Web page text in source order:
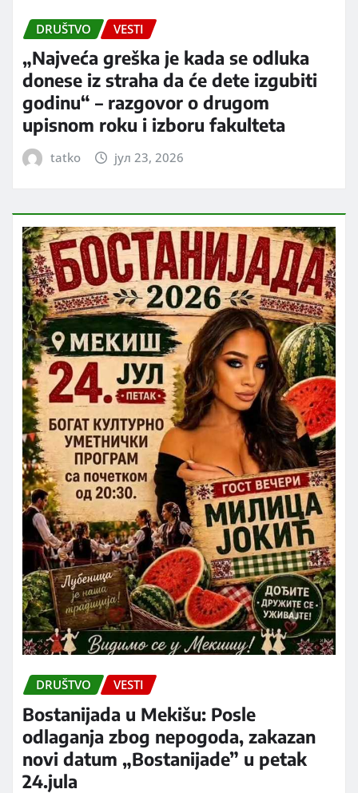
DRUŠTVO VESTI
„Najveća greška je kada se odluka
donese iz straha da će dete izgubiti
godinu“ – razgovor o drugom
upisnom roku i izboru fakulteta
tatko јул 23, 2026
DRUŠTVO VESTI
Bostanijada u Mekišu: Posle
odlaganja zbog nepogoda, zakazan
novi datum „Bostanijade” u petak
24.jula